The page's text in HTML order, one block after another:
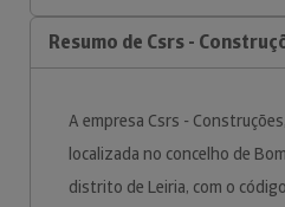
Resumo de Csrs -
A empresa Csrs -
localizada no concelho de
distrito de Leiria, com o